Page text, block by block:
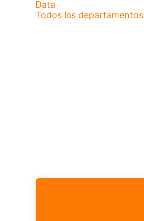
Data
Todos los departamentos